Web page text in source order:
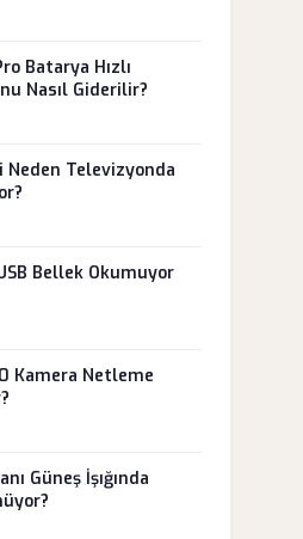
Batarya Hızlı
Nasıl Giderilir?
Neden Televizyonda
Bellek Okumuyor
Kamera Netleme
Güneş İşığında